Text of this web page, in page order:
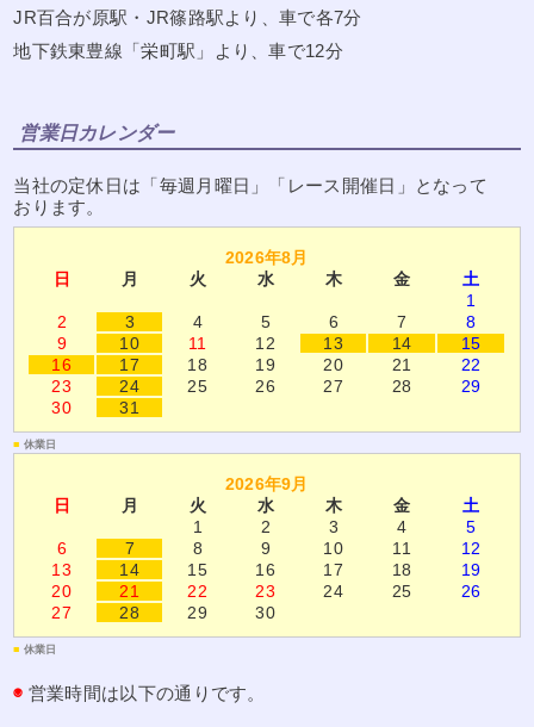
JR百合が原駅・JR篠路駅より、車で各7分
地下鉄東豊線「栄町駅」より、車で12分
営業日カレンダー
当社の定休日は「毎週月曜日」「レース開催日」となって
おります。
2026年8月
日
月 火 水 木 金
土
1
2
3 4 5 6 7
8
9
10 11 12 13 14
15
16
17 18 19 20 21
22
23
24 25 26 27 28
29
30
31
■ 休業日
2026年9月
日
月 火 水 木 金
土
1
2 3 4
5
6
7 8 9 10 11
12
13
14 15 16 17 18
19
20
21 22 23 24 25
26
27
28 29 30
■ 休業日
◉ 営業時間は以下の通りです。